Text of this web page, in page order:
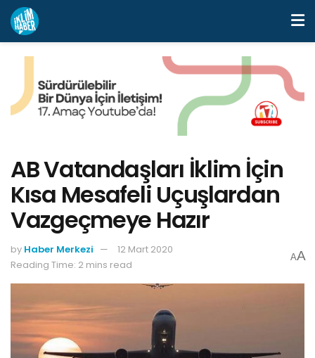
AB Vatandaşları İklim İçin
Kısa Mesafeli Uçuşlardan
Vazgeçmeye Hazır
by Haber Merkezi
12 Mart 2020
Reading Time: 2 mins read
AA